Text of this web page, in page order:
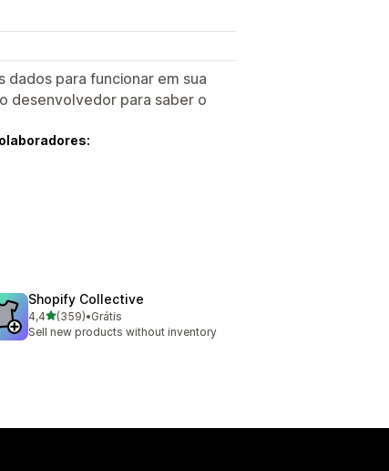
dados para funcionar em sua
desenvolvedor para saber o
Shopify Collective
4,4de 5 estrelas
(359)
359 avaliações ao todo
•Grátis
Sell new products without inventory